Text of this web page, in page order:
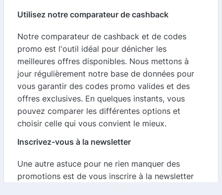
Utilisez notre comparateur de cashback
Notre comparateur de cashback et de codes
promo est l'outil idéal pour dénicher les
meilleures offres disponibles. Nous mettons à
jour régulièrement notre base de données pour
vous garantir des codes promo valides et des
offres exclusives. En quelques instants, vous
pouvez comparer les différentes options et
choisir celle qui vous convient le mieux.
Inscrivez-vous à la newsletter
Une autre astuce pour ne rien manquer des
promotions est de vous inscrire à la newsletter